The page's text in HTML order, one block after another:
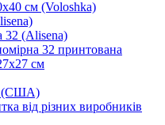
см (Voloshka)
32 (Alisena)
32 принтована
см
(США)
від різних виробників